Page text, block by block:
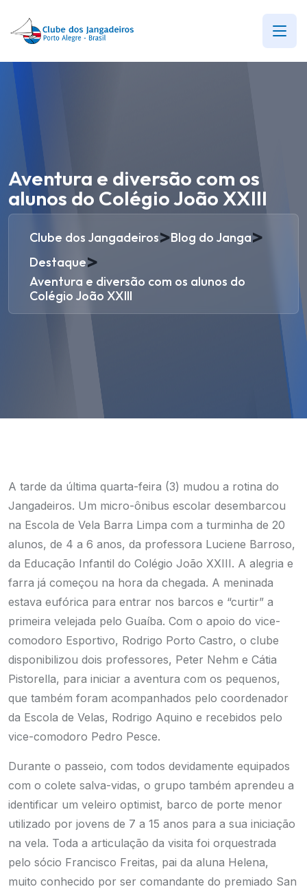
Aventura e diversão com os
alunos do Colégio João XXIII
Clube dos Jangadeiros>Blog do Janga>
Destaque>
Aventura e diversão com os alunos do
Colégio João XXIII
A tarde da última quarta-feira (3) mudou a rotina do
Jangadeiros. Um micro-ônibus escolar desembarcou
na Escola de Vela Barra Limpa com a turminha de 20
alunos, de 4 a 6 anos, da professora Luciene Barroso,
da Educação Infantil do Colégio João XXIII. A alegria e
farra já começou na hora da chegada. A meninada
estava eufórica para entrar nos barcos e “curtir” a
primeira velejada pelo Guaíba. Com o apoio do vice-
comodoro Esportivo, Rodrigo Porto Castro, o clube
disponibilizou dois professores, Peter Nehm e Cátia
Pistorella, para iniciar a aventura com os pequenos,
que também foram acompanhados pelo coordenador
da Escola de Velas, Rodrigo Aquino e recebidos pelo
vice-comodoro Pedro Pesce.
Durante o passeio, com todos devidamente equipados
com o colete salva-vidas, o grupo também aprendeu a
identificar um veleiro optimist, barco de porte menor
utilizado por jovens de 7 a 15 anos para a sua iniciação
na vela. Toda a articulação da visita foi orquestrada
pelo sócio Francisco Freitas, pai da aluna Helena,
muito conhecido por ser comandante do premiado San